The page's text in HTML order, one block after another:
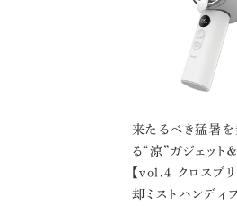
来たるべき猛暑を
る“涼”ガジェット
【vol.４ クロスブ
却ミストハンディフ